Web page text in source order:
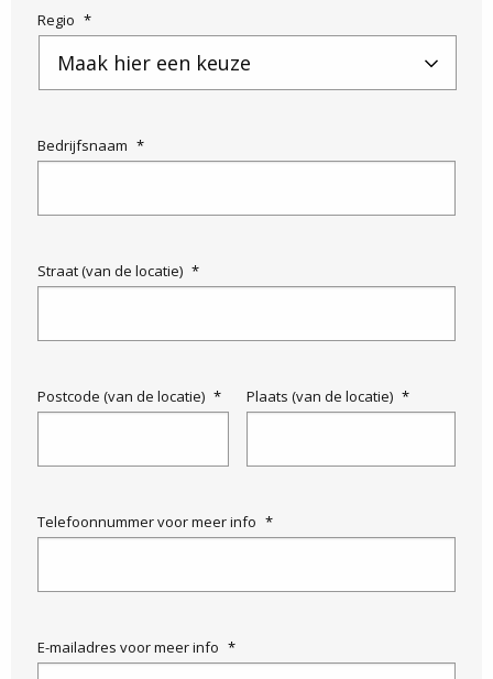
Regio *
Bedrijfsnaam *
Straat (van de locatie) *
Postcode (van de locatie) * Plaats (van de locatie) *
Telefoonnummer voor meer info *
E-mailadres voor meer info *